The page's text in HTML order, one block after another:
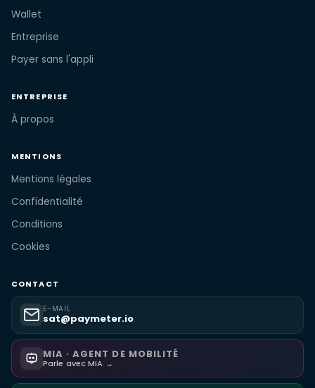
Wallet
Entreprise
Payer sans l'appli
ENTREPRISE
À propos
MENTIONS
Mentions légales
Confidentialité
Conditions
Cookies
CONTACT
E-MAIL
sat@paymeter.io
MIA · AGENT DE MOBILITÉ
Parle avec MIA →